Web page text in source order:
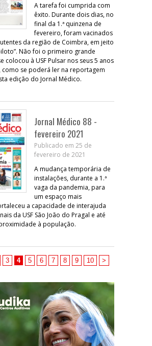
A tarefa foi cumprida com
êxito. Durante dois dias, no
final da 1.ª quinzena de
fevereiro, foram vacinados
da região de Coimbra, em jeito
Não foi o primeiro grande
colocou à USF Pulsar nos seus 5 anos
como se poderá ler na reportagem
edição do Jornal Médico.
Jornal Médico 88 -
fevereiro 2021
Publicado em 25 de
fevereiro de 2021
A mudança temporária de
instalações, durante a 1.ª
vaga da pandemia, para
um espaço mais
a capacidade de interajuda
da USF São João do Pragal e até
à população.
3 4 5 6 7 8 9 10 >